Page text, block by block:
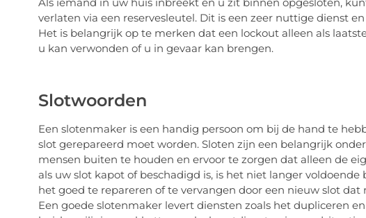
verlaten via een reservesleutel. Dit is een zeer nuttige dienst
Het is belangrijk op te merken dat een lockout alleen als
u kan verwonden of u in gevaar kan brengen.
Slotwoorden
Een slotenmaker is een handig persoon om bij de hand te
slot gerepareerd moet worden. Sloten zijn een belangrijk
mensen buiten te houden en ervoor te zorgen dat alleen de
als uw slot kapot of beschadigd is, is het niet langer
het goed te repareren of te vervangen door een nieuw slot
Een goede slotenmaker levert diensten zoals het dupliceren